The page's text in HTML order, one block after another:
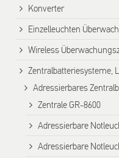
Konverter
Einzelleuchten
Wireless
Zentralbatteriesysteme,
Adressierbares
Zentrale GR-8600
Adressierbare
Adressierbare